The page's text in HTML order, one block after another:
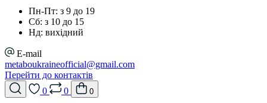
Пн-Пт: з 9 до 19
Сб: з 10 до 15
Нд: вихідний
E-mail
metaboukraineofficial@gmail.com
Перейти до контактів
0
0 0